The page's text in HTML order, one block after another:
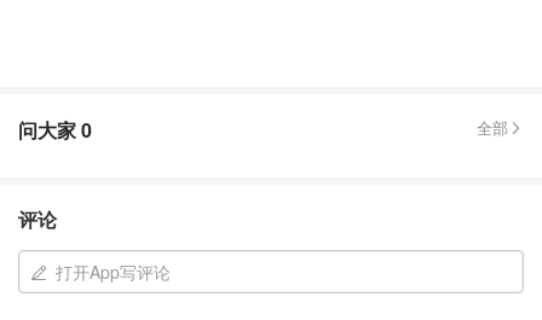
的漫长等待让他错失了宝贵的救治机会
伯戈因的离世不仅让家人和朋友陷入巨大的悲痛，也将加拿
大医疗系统的长期问题推到了风口浪尖。
问大家0 全部
评论
打开App写评论